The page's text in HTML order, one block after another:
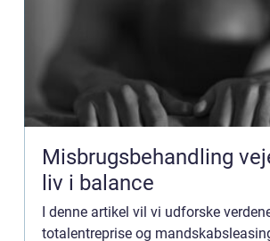
Misbrugsbehandling vejen til et
liv i balance
I denne artikel vil vi udforske
totalentreprise og